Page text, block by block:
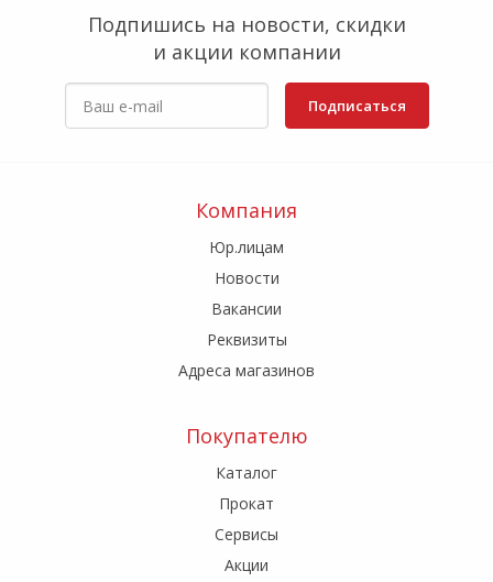
Подпишись на новости, скидки
и акции компании
Подписаться
Компания
Юр.лицам
Новости
Вакансии
Реквизиты
Адреса магазинов
Покупателю
Каталог
Прокат
Сервисы
Акции